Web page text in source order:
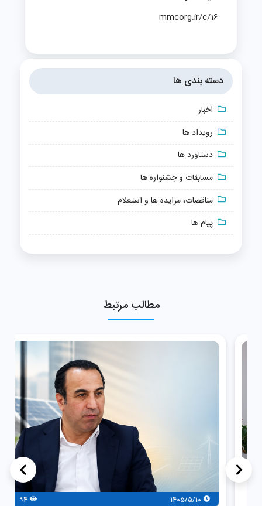
mmcorg.ir/c/16
دسته بندی ها
اخبار
رویداد ها
دستاورد ها
مسابقات و جشنواره ها
مناقصات، مزایده ها و استعلام
پیام ها
مطالب مرتبط
1405/5/10
94
<
>